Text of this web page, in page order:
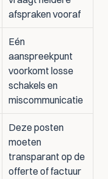
afspraken vooraf
Eén
aanspreekpunt
voorkomt losse
schakels en
miscommunicatie
Deze posten
moeten
transparant op de
offerte of factuur